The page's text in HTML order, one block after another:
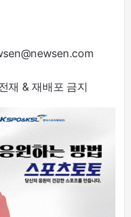
재 & 재배포 금지